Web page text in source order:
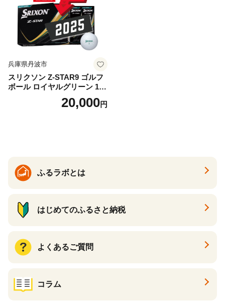
兵庫県丹波市
スリクソン Z-STAR9 ゴルフ
ボール ロイヤルグリーン 1ダ
ース 12球 兵庫県丹波市 ふる
20,000円
ふるラボとは
はじめてのふるさと納税
よくあるご質問
コラム